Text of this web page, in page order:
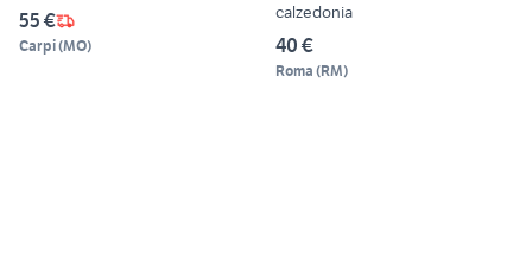
55 €
Carpi(MO)
calzedonia
40 €
Roma (RM)